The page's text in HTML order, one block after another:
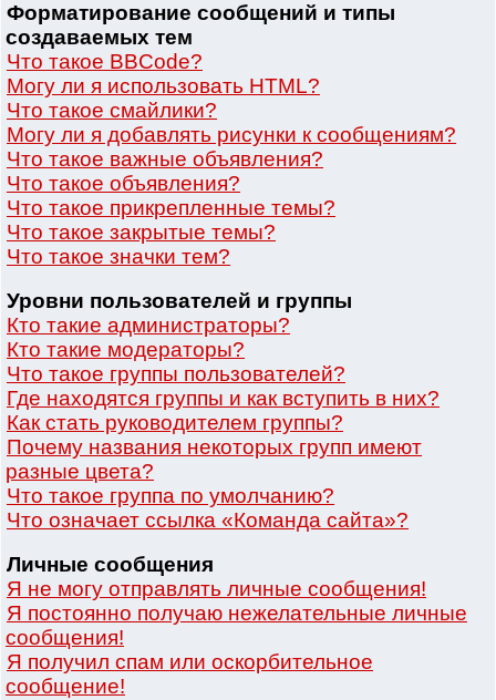
Форматирование сообщений и типы
создаваемых тем
Что такое BBCode?
Могу ли я использовать HTML?
Что такое смайлики?
Могу ли я добавлять рисунки к сообщениям?
Что такое важные объявления?
Что такое объявления?
Что такое прикрепленные темы?
Что такое закрытые темы?
Что такое значки тем?
Уровни пользователей и группы
Кто такие администраторы?
Кто такие модераторы?
Что такое группы пользователей?
Где находятся группы и как вступить в них?
Как стать руководителем группы?
Почему названия некоторых групп имеют
разные цвета?
Что такое группа по умолчанию?
Что означает ссылка «Команда сайта»?
Личные сообщения
Я не могу отправлять личные сообщения!
Я постоянно получаю нежелательные личные
сообщения!
Я получил спам или оскорбительное
сообщение!